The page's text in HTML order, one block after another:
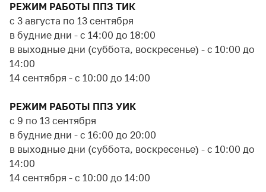
РЕЖИМ РАБОТЫ ППЗ ТИК
с 3 августа по 13 сентября
в будние дни - с 14:00 до 18:00
в выходные дни (суббота, воскресенье) - с 10:00 до
14:00
14 сентября - с 10:00 до 14:00
РЕЖИМ РАБОТЫ ППЗ УИК
с 9 по 13 сентября
в будние дни - с 16:00 до 20:00
в выходные дни (суббота, воскресенье) - с 10:00 до
14:00
14 сентября - с 10:00 до 14:00